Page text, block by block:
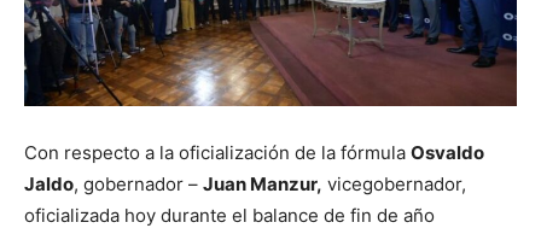
Con respecto a la oficialización de la fórmula Osvaldo
Jaldo, gobernador – Juan Manzur, vicegobernador,
oficializada hoy durante el balance de fin de año